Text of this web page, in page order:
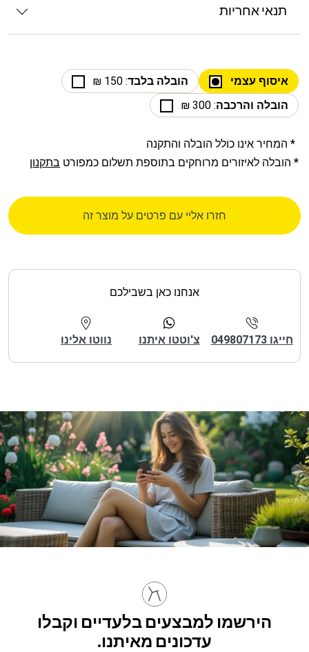
תנאי אחריות
איסוף עצמי הובלה בלבד: 150 ₪
הובלה והרכבה: 300 ₪
* המחיר אינו כולל הובלה והתקנה
* הובלה לאיזורים מרוחקים בתוספת תשלום כמפורט בתקנון
חזרו אליי עם פרטים על מוצר זה
אנחנו כאן בשבילכם
חייגו 049807173 צ'וטטו איתנו נווטו אלינו
הירשמו למבצעים בלעדיים וקבלו
עדכונים מאיתנו.